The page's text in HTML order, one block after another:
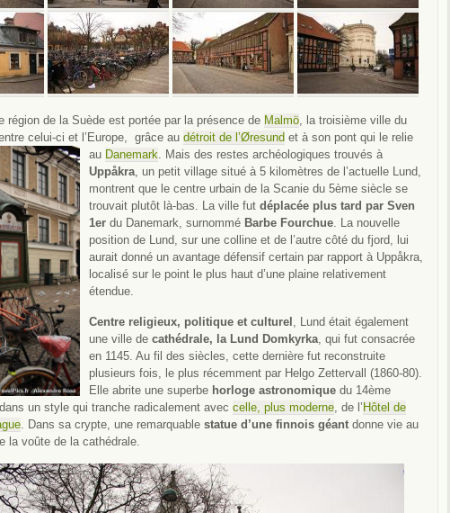
région de la Suède est portée par la présence de Malmö, la troisième ville du
celui-ci et l’Europe, grâce au détroit de l’Øresund et à son pont qui le relie
au Danemark. Mais des restes archéologiques trouvés à
Uppåkra, un petit village situé à 5 kilomètres de l’actuelle Lund,
montrent que le centre urbain de la Scanie du 5ème siècle se
trouvait plutôt là-bas. La ville fut déplacée plus tard par Sven
1er du Danemark, surnommé Barbe Fourchue. La nouvelle
position de Lund, sur une colline et de l’autre côté du fjord, lui
aurait donné un avantage défensif certain par rapport à Uppåkra,
localisé sur le point le plus haut d’une plaine relativement
étendue.
Centre religieux, politique et culturel , Lund était également
une ville de cathédrale, la Lund Domkyrka, qui fut consacrée
en 1145. Au fil des siècles, cette dernière fut reconstruite
plusieurs fois, le plus récemment par Helgo Zettervall (1860-80).
Elle abrite une superbe horloge astronomique du 14ème
un style qui tranche radicalement avec celle, plus moderne, de l’ Hôtel de
. Dans sa crypte, une remarquable statue d’une finnois géant donne vie au
la voûte de la cathédrale.